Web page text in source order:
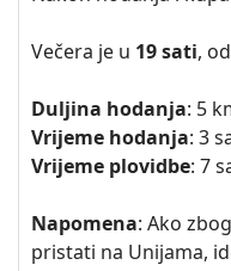
Večera je u 19 sati,
Duljina hodanja: 5
Vrijeme hodanja: 3
Vrijeme plovidbe: 7
Napomena: Ako
pristati na Unijama,